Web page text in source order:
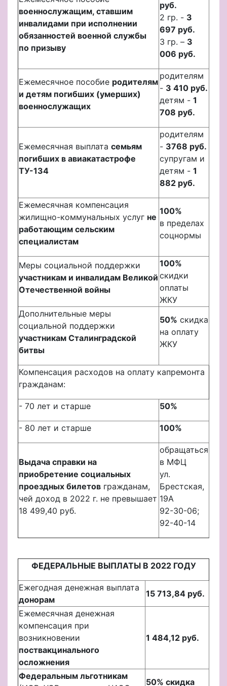
военнослужащим, ставшим
инвалидами при исполнении
обязанностей военной службы
по призыву
руб.
2 гр. - 3
697 руб.
3 гр. – 3
006 руб.
Ежемесячное пособие родителям
и детям погибших (умерших)
военнослужащих
родителям
- 3 410 руб.
детям - 1
708 руб.
Ежемесячная выплата семьям
погибших в авиакатастрофе
ТУ-134
родителям
- 3768 руб.
супругам и
детям - 1
882 руб.
Ежемесячная компенсация
жилищно-коммунальных услуг не
работающим сельским
специалистам
100%
в пределах
соцнормы
Меры социальной поддержки
участникам и инвалидам Великой
Отечественной войны
100%
скидки
оплаты
ЖКУ
Дополнительные меры
социальной поддержки
участникам Сталинградской
битвы
50% скидка
на оплату
ЖКУ
Компенсация расходов на оплату капремонта
гражданам:
- 70 лет и старше 50%
- 80 лет и старше 100%
Выдача справки на
приобретение социальных
проездных билетов гражданам,
чей доход в 2022 г. не превышает
18 499,40 руб.
обращаться
в МФЦ
ул.
Брестская,
19А
92-30-06;
92-40-14
ФЕДЕРАЛЬНЫЕ ВЫПЛАТЫ В 2022 ГОДУ
Ежегодная денежная выплата
донорам
15 713,84 руб.
Ежемесячная денежная
компенсация при
возникновении
поствакцинального
осложнения
1 484,12 руб.
Федеральным льготникам
50% скидка